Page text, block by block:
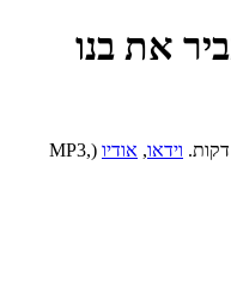
את בנו
וידאו, אודיו (MP3,